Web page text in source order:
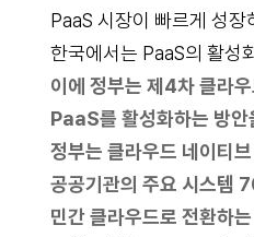
PaaS 시장이 빠르게 성장
한국에서는 PaaS의 활성
이에 정부는 제4차 클라
PaaS를 활성화하는 방안
정부는 클라우드 네이티
공공기관의 주요 시스템
민간 클라우드로 전환하